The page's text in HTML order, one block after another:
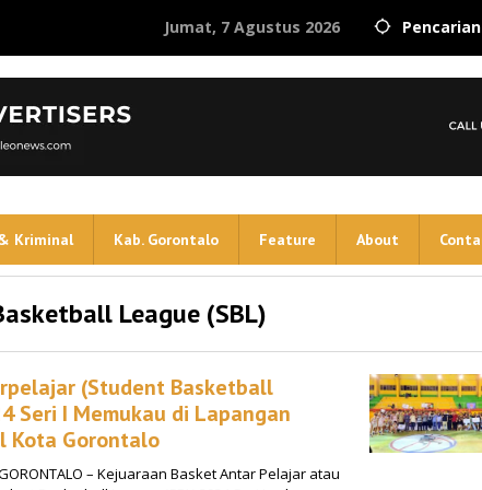
Jumat, 7 Agustus 2026 Pencarian
Kriminal Kab. Gorontalo Feature About
League (SBL)
(Student Basketball
Seri I Memukau di Lapangan
Kota Gorontalo
– Kejuaraan Basket Antar Pelajar atau